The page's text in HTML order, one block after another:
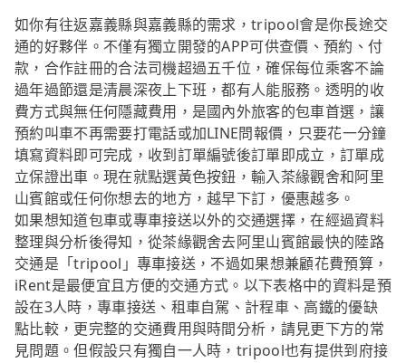
如你有往返嘉義縣與嘉義縣的需求，tripool會是你長途交
通的好夥伴。不僅有獨立開發的APP可供查價、預約、付
款，合作註冊的合法司機超過五千位，確保每位乘客不論
過年過節還是清晨深夜上下班，都有人能服務。透明的收
費方式與無任何隱藏費用，是國內外旅客的包車首選，讓
預約叫車不再需要打電話或加LINE問報價，只要花一分鐘
填寫資料即可完成，收到訂單編號後訂單即成立，訂單成
立保證出車。現在就點選黃色按鈕，輸入茶緣觀舍和阿里
山賓館或任何你想去的地方，越早下訂，優惠越多。
如果想知道包車或專車接送以外的交通選擇，在經過資料
整理與分析後得知，從茶緣觀舍去阿里山賓館最快的陸路
交通是「tripool」專車接送，不過如果想兼顧花費預算，
iRent是最便宜且方便的交通方式。以下表格中的資料是預
設在3人時，專車接送、租車自駕、計程車、高鐵的優缺
點比較，更完整的交通費用與時間分析，請見更下方的常
見問題。但假設只有獨自一人時，tripool也有提供到府接